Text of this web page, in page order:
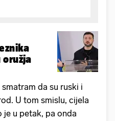
oružja
da su ruski i
U tom smislu, cijela
je u petak, pa onda